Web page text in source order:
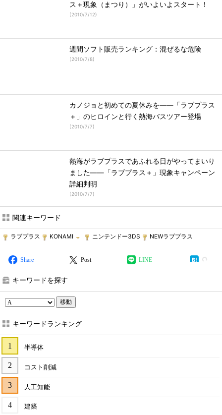
ス＋現象（まつり）」がいよいよスタート！
(2010/7/12)
週間ソフト販売ランキング：混ぜるな危険
(2010/7/8)
カノジョと初めての夏休みを――「ラブプラス
＋」のヒロインと行く熱海バスツアー登場
(2010/7/7)
熱海がラブプラスであふれる日がやってまいり
ました――「ラブプラス＋」現象キャンペーン
詳細判明
(2010/7/7)
関連キーワード
ラブプラス KONAMI ニンテンドー3DS NEWラブプラス
Share Post LINE
キーワードを探す
移動
キーワードランキング
半導体
コスト削減
人工知能
建築